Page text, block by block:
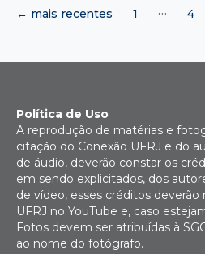
de
← mais recentes 1 … 4
Política de Uso
A reprodução de matérias e
citação do Conexão UFRJ e do
de áudio, deverão constar os
em sendo explicitados, dos
de vídeo, esses créditos deverão
UFRJ no YouTube e, caso
Fotos devem ser atribuídas à
ao nome do fotógrafo.